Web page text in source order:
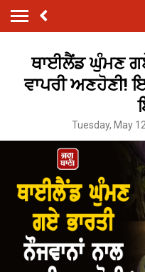
ਥਾਈਲੈਂਡ ਘੁੰਮਣ ਗਏ
ਵਾਪਰੀ ਅਣਹੋਣੀ!
Tuesday, May